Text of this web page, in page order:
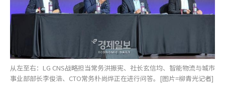
从左至右：LG CNS战略担当常务洪振宪、社长玄信均、智能物流与城市
事业部部长李俊浩、CTO常务朴尚烨正在进行问答。[图片=柳青光记者]